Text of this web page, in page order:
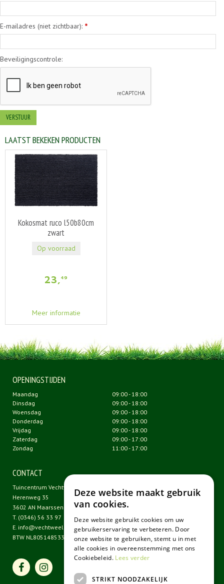
E-mailadres (niet zichtbaar): *
Beveiligingscontrole:
LAATST BEKEKEN PRODUCTEN
Kokosmat ruco l50b80cm
zwart
23 49
Meer informatie
Op voorraad
OPENINGSTIJDEN
Maandag
09:00 - 18:00
Dinsdag
09:00 - 18:00
Woensdag
09:00 - 18:00
Donderdag
09:00 - 18:00
Vrijdag
09:00 - 18:00
Zaterdag
09:00 - 17:00
Zondag
11:00 - 17:00
CONTACT
Tuincentrum Vechtweelde
Herenweg 35
3602 AN Maarssen
T. (0346) 56 33 97
E. info@vechtweelde.nl
BTW NL805148533B01
Deze website maakt gebruik
van cookies.
Deze website gebruikt cookies om uw
gebruikerservaring te verbeteren. Door
onze website te gebruiken, stemt u in met
alle cookies in overeenstemming met ons
Cookiebeleid. Lees verder
STRIKT NOODZAKELIJK